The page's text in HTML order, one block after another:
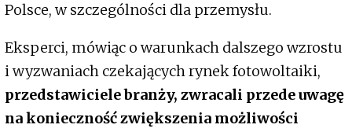
Polsce, w szczególności dla przemysłu.
Eksperci, mówiąc o warunkach dalszego wzrostu
i wyzwaniach czekających rynek fotowoltaiki,
przedstawiciele branży, zwracali przede uwagę
na konieczność zwiększenia możliwości